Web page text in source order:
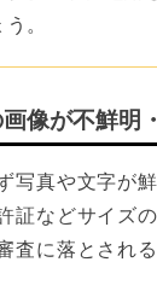
。
像が不鮮明
写真や文字が
証などサイズ
査に落とされ